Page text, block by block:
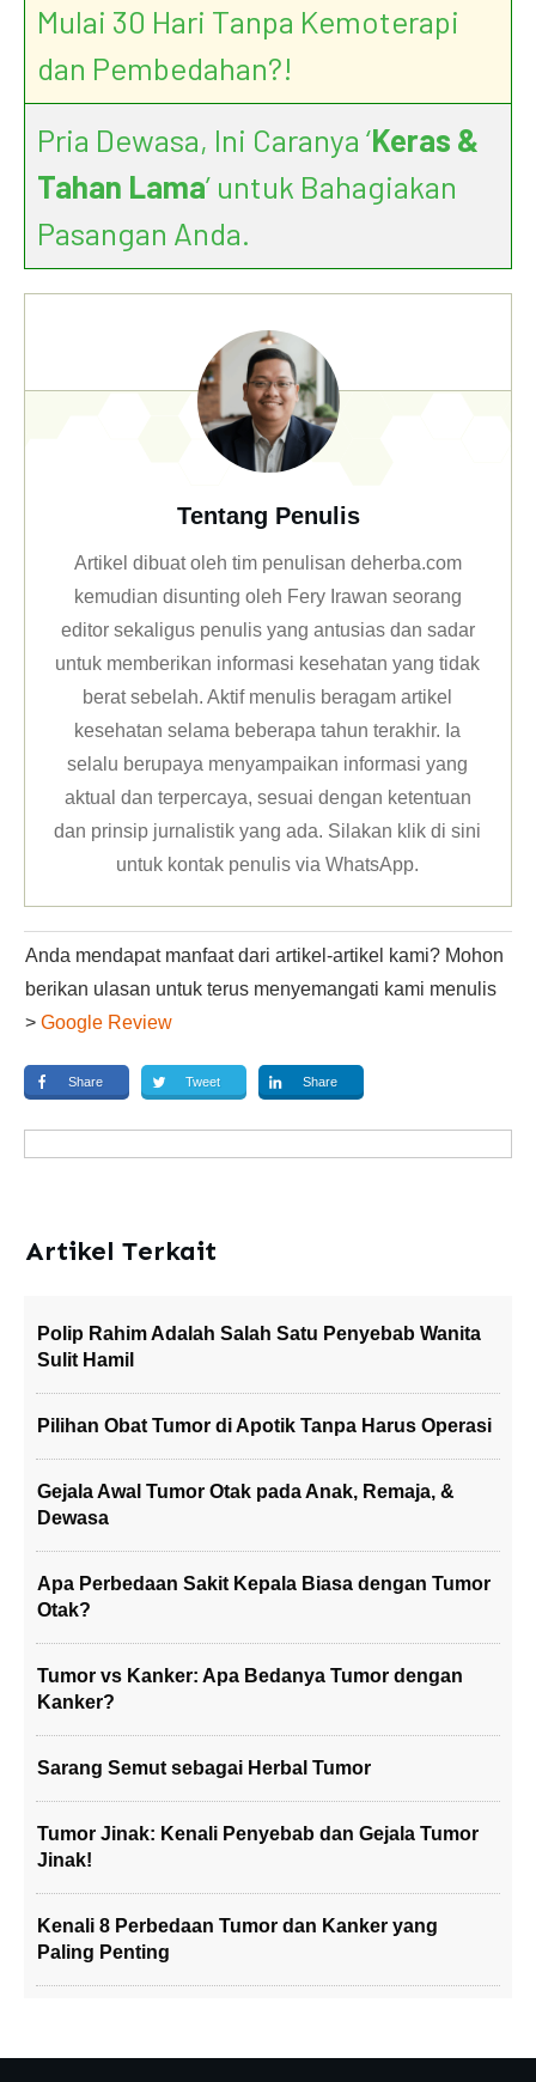
Mulai 30 Hari Tanpa Kemoterapi
dan Pembedahan?!
Pria Dewasa, Ini Caranya ‘Keras &
Tahan Lama’ untuk Bahagiakan
Pasangan Anda.
Tentang Penulis
Artikel dibuat oleh tim penulisan deherba.com
kemudian disunting oleh Fery Irawan seorang
editor sekaligus penulis yang antusias dan sadar
untuk memberikan informasi kesehatan yang tidak
berat sebelah. Aktif menulis beragam artikel
kesehatan selama beberapa tahun terakhir. Ia
selalu berupaya menyampaikan informasi yang
aktual dan terpercaya, sesuai dengan ketentuan
dan prinsip jurnalistik yang ada. Silakan klikdi sini
untuk kontak penulis via WhatsApp.
Anda mendapat manfaat dari artikel-artikel kami? Mohon
berikan ulasan untuk terus menyemangati kami menulis
> Google Review
Share Tweet Share
Artikel Terkait
Polip Rahim Adalah Salah Satu Penyebab Wanita
Sulit Hamil
Pilihan Obat Tumor di Apotik Tanpa Harus Operasi
Gejala Awal Tumor Otak pada Anak, Remaja, &
Dewasa
Apa Perbedaan Sakit Kepala Biasa dengan Tumor
Otak?
Tumor vs Kanker: Apa Bedanya Tumor dengan
Kanker?
Sarang Semut sebagai Herbal Tumor
Tumor Jinak: Kenali Penyebab dan Gejala Tumor
Jinak!
Kenali 8 Perbedaan Tumor dan Kanker yang
Paling Penting